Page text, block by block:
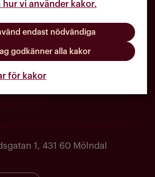
hur vi använder kakor.
endast nödvändiga
godkänner alla kakor
för kakor
1, 431 60 Mölndal